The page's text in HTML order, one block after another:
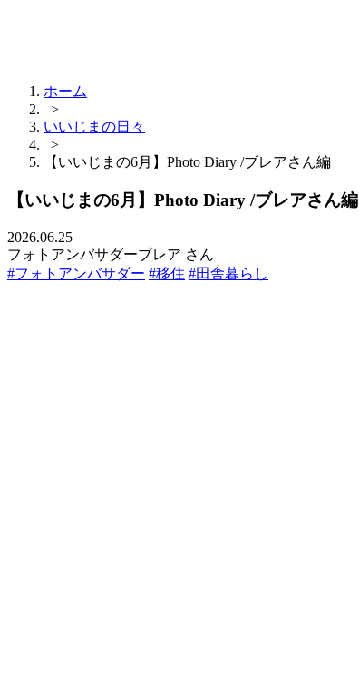
ホーム
>
いいじまの日々
>
【いいじまの6月】Photo Diary /ブレアさん編
【いいじまの6月】Photo Diary /ブレアさん編
2026.06.25
フォトアンバサダーブレア さん
#フォトアンバサダー #移住 #田舎暮らし